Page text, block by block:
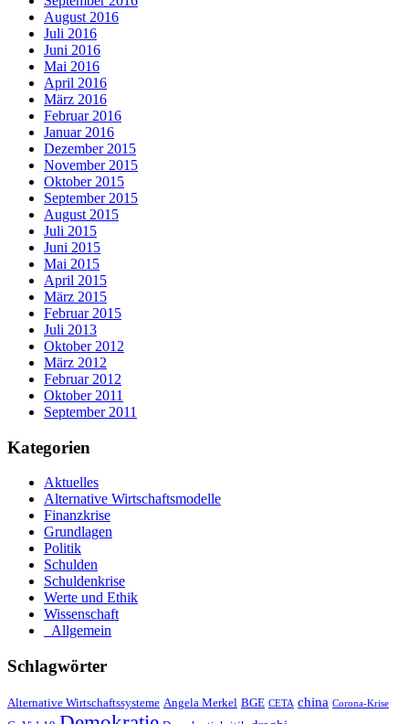
August 2016
Juli 2016
Juni 2016
Mai 2016
April 2016
März 2016
Februar 2016
Januar 2016
Dezember 2015
November 2015
Oktober 2015
September 2015
August 2015
Juli 2015
Juni 2015
Mai 2015
April 2015
März 2015
Februar 2015
Juli 2013
Oktober 2012
März 2012
Februar 2012
Oktober 2011
September 2011
Kategorien
Aktuelles
Alternative Wirtschaftsmodelle
Finanzkrise
Grundlagen
Politik
Schulden
Schuldenkrise
Werte und Ethik
Wissenschaft
_Allgemein
Schlagwörter
Alternative Wirtschaftssysteme Angela Merkel BGE CETA china Corona-Krise